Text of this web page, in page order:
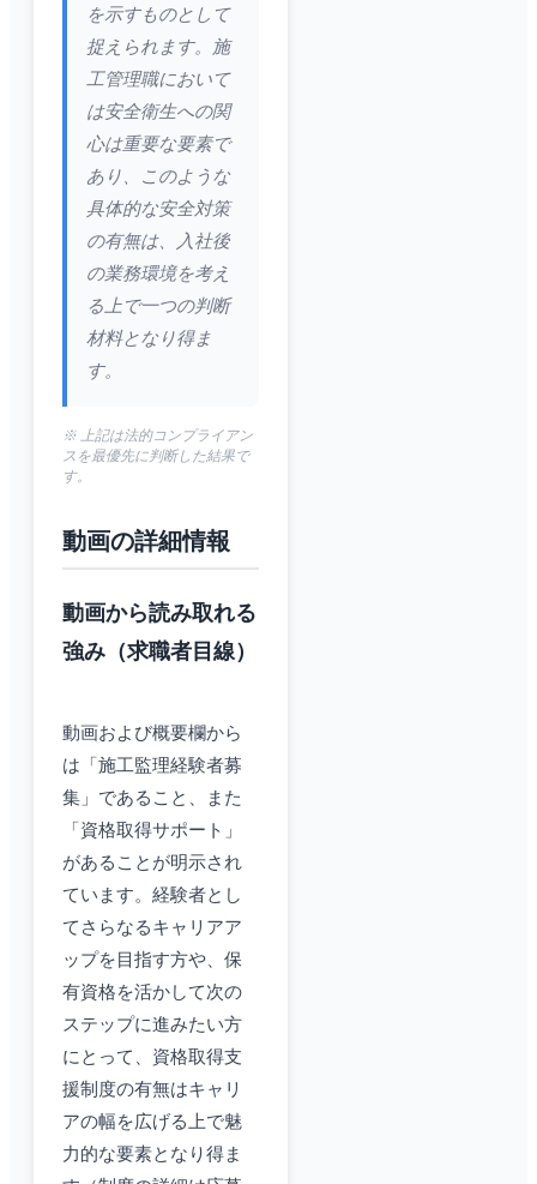
を示すものとして
捉えられます。施
工管理職において
は安全衛生への関
心は重要な要素で
あり、このような
具体的な安全対策
の有無は、入社後
の業務環境を考え
る上で一つの判断
材料となり得ま
す。
※ 上記は法的コンプライアン
スを最優先に判断した結果で
す。
動画の詳細情報
動画から読み取れる
強み（求職者目線）
動画および概要欄から
は「施工監理経験者募
集」であること、また
「資格取得サポート」
があることが明示され
ています。経験者とし
てさらなるキャリアア
ップを目指す方や、保
有資格を活かして次の
ステップに進みたい方
にとって、資格取得支
援制度の有無はキャリ
アの幅を広げる上で魅
力的な要素となり得ま